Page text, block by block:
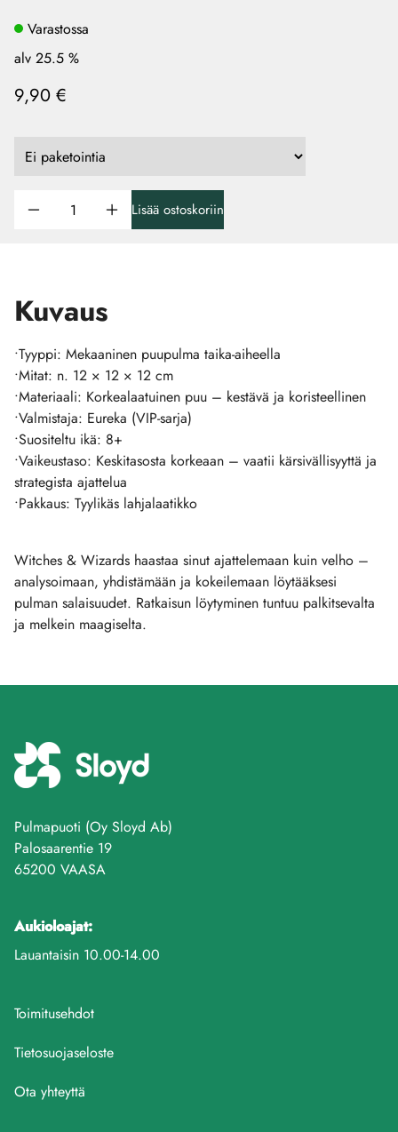
Varastossa
alv 25.5 %
9,90 €
Lisää ostoskoriin
Kuvaus
•Tyyppi: Mekaaninen puupulma taika-aiheella
•Mitat: n. 12 × 12 × 12 cm
•Materiaali: Korkealaatuinen puu – kestävä ja koristeellinen
•Valmistaja: Eureka (VIP-sarja)
•Suositeltu ikä: 8+
•Vaikeustaso: Keskitasosta korkeaan – vaatii kärsivällisyyttä ja
strategista ajattelua
•Pakkaus: Tyylikäs lahjalaatikko
Witches & Wizards haastaa sinut ajattelemaan kuin velho –
analysoimaan, yhdistämään ja kokeilemaan löytääksesi
pulman salaisuudet. Ratkaisun löytyminen tuntuu palkitsevalta
ja melkein maagiselta.
Pulmapuoti (Oy Sloyd Ab)
Palosaarentie 19
65200 VAASA
Aukioloajat:
Lauantaisin 10.00-14.00
Toimitusehdot
Tietosuojaseloste
Ota yhteyttä